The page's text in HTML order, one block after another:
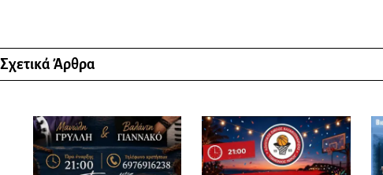
Σχετικά Άρθρα